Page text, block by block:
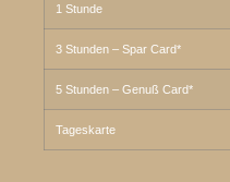
1 Stunde
3 Stunden – Spar Card*
5 Stunden – Genuß Card*
Tageskarte